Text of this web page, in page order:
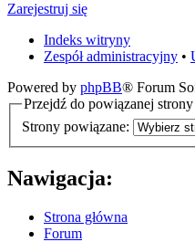
Zarejestruj się
Indeks witryny
Zespół administracyjny •
Powered by phpBB® Forum
Przejdź do powiązanej strony
Strony powiązane:
Nawigacja:
Strona główna
Forum